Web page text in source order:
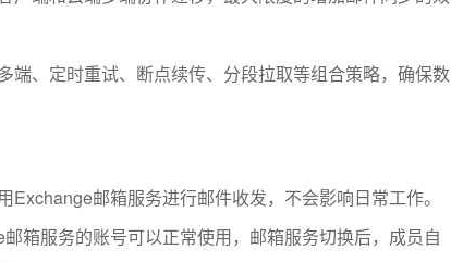
端、定时重试、断点续传、分段拉取等组合策略，确保数
Exchange邮箱服务进行邮件收发，不会影响日常工作。
箱服务的账号可以正常使用，邮箱服务切换后，成员自